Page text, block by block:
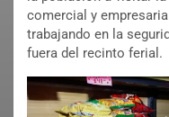
comercial y
trabajando en la
fuera del recinto ferial.